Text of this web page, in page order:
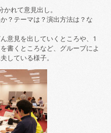
れて意見出し。
？テーマは？演出方法は？な
意見を出していくところや、1
書くところなど、グループによ
している様子。